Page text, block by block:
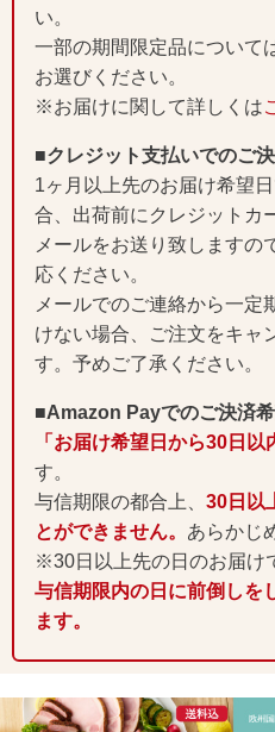
い。
一部の期間限定品について
お選びください。
※お届けに関して詳しくは
■クレジット支払いでのご
1ヶ月以上先のお届け希望
合、出荷前にクレジットカ
メールをお送り致しますの
応ください。
メールでのご連絡から一定
けない場合、ご注文をキャ
す。予めご了承ください。
■Amazon Payでのご決済希
「お届け希望日から30日以
す。
与信期限の都合上、30日以
とができません。 あらかじ
※30日以上先の日のお届け
与信期限内の日に前倒しを
ます。